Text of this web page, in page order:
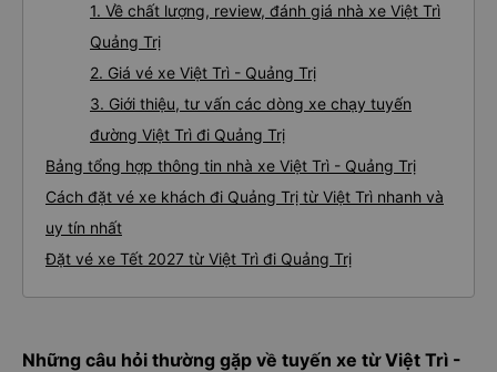
1. Về chất lượng, review, đánh giá nhà xe Việt Trì
Quảng Trị
2. Giá vé xe Việt Trì - Quảng Trị
3. Giới thiệu, tư vấn các dòng xe chạy tuyến
đường Việt Trì đi Quảng Trị
Bảng tổng hợp thông tin nhà xe Việt Trì - Quảng Trị
Cách đặt vé xe khách đi Quảng Trị từ Việt Trì nhanh và
uy tín nhất
Đặt vé xe Tết 2027 từ Việt Trì đi Quảng Trị
Những câu hỏi thường gặp về tuyến xe từ Việt Trì -